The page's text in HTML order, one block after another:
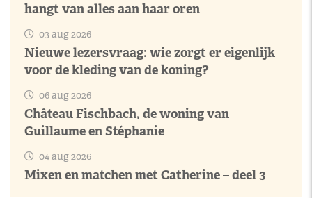
hangt van alles aan haar oren
03 aug 2026
Nieuwe lezersvraag: wie zorgt er eigenlijk
voor de kleding van de koning?
06 aug 2026
Château Fischbach, de woning van
Guillaume en Stéphanie
04 aug 2026
Mixen en matchen met Catherine – deel 3